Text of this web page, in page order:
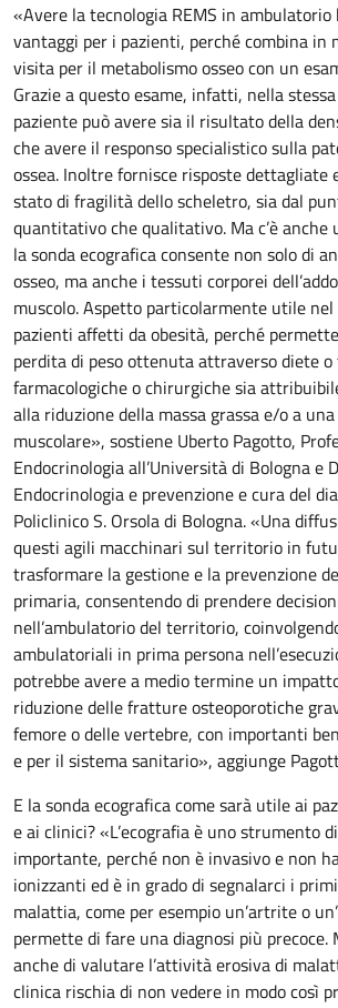
«Avere la tecnologia REMS in
vantaggi per i pazienti, perché combina in
visita per il metabolismo osseo con un
Grazie a questo esame, infatti, nella
paziente può avere sia il risultato della
che avere il responso specialistico sulla
ossea. Inoltre fornisce risposte dettagliate
stato di fragilità dello scheletro, sia dal
quantitativo che qualitativo. Ma c’è anche
la sonda ecografica consente non solo di
osseo, ma anche i tessuti corporei
muscolo. Aspetto particolarmente utile
pazienti affetti da obesità, perché
perdita di peso ottenuta attraverso diete
farmacologiche o chirurgiche sia
alla riduzione della massa grassa e/o a
muscolare», sostiene Uberto Pagotto,
Endocrinologia all’Università di Bologna e
Endocrinologia e prevenzione e cura del
Policlinico S. Orsola di Bologna. «Una
questi agili macchinari sul territorio in
trasformare la gestione e la prevenzione
primaria, consentendo di prendere
nell’ambulatorio del territorio,
ambulatoriali in prima persona
potrebbe avere a medio termine un
riduzione delle fratture osteoporotiche
femore o delle vertebre, con importanti
e per il sistema sanitario», aggiunge
E la sonda ecografica come sarà utile ai
e ai clinici? «L’ecografia è uno strumento
importante, perché non è invasivo e non
ionizzanti ed è in grado di segnalarci i
malattia, come per esempio un’artrite o
permette di fare una diagnosi più precoce.
anche di valutare l’attività erosiva di
clinica rischia di non vedere in modo così